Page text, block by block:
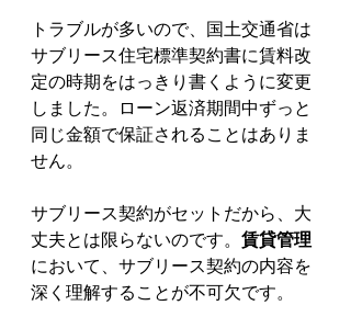
トラブルが多いので、国土交通省は
サブリース住宅標準契約書に賃料改
定の時期をはっきり書くように変更
しました。ローン返済期間中ずっと
同じ金額で保証されることはありま
せん。
サブリース契約がセットだから、大
丈夫とは限らないのです。 賃貸管理
において、サブリース契約の内容を
深く理解することが不可欠です。